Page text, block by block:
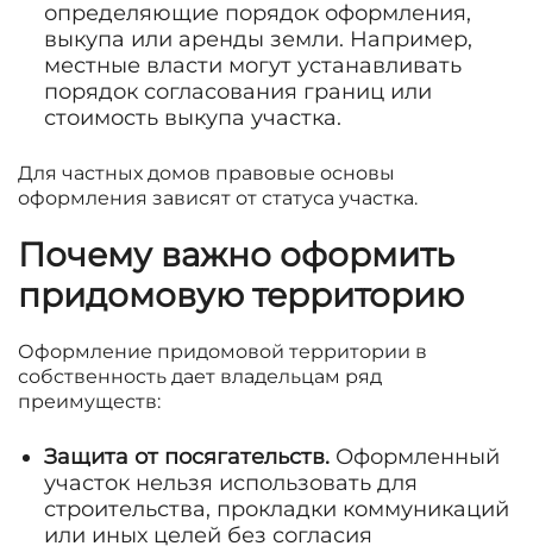
определяющие порядок оформления,
выкупа или аренды земли. Например,
местные власти могут устанавливать
порядок согласования границ или
стоимость выкупа участка.
Для частных домов правовые основы
оформления зависят от статуса участка.
Почему важно оформить
придомовую территорию
Оформление придомовой территории в
собственность дает владельцам ряд
преимуществ:
Защита от посягательств. Оформленный
участок нельзя использовать для
строительства, прокладки коммуникаций
или иных целей без согласия